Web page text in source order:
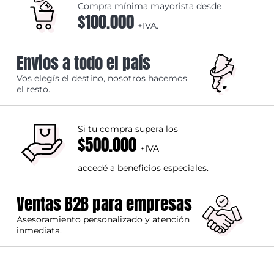
Compra mínima mayorista desde
$100.000 +IVA.
Envios a todo el país
Vos elegís el destino, nosotros hacemos
el resto.
Si tu compra supera los
$500.000 +IVA
accedé a beneficios especiales.
Ventas B2B para empresas
Asesoramiento personalizado y atención
inmediata.